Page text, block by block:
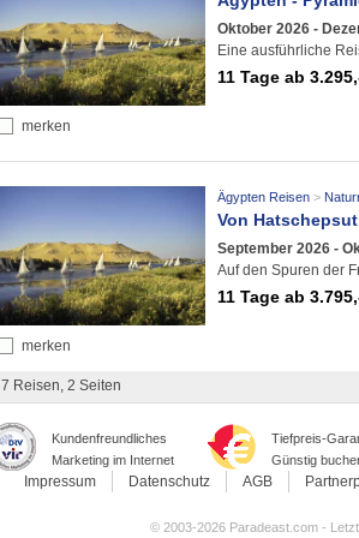
merken
Oktober 2026 -
Eine ausführliche
11 Tage ab
merken
Ägypten Reisen
Von
September 2026 -
Auf den Spuren der
11 Tage ab
7 Reisen, 2 Seiten
Kundenfreundliches
Marketing im Internet
Tiefpreis-
Günstig
Impressum Datenschutz AGB
© 2003-2026 Paradeast.com -